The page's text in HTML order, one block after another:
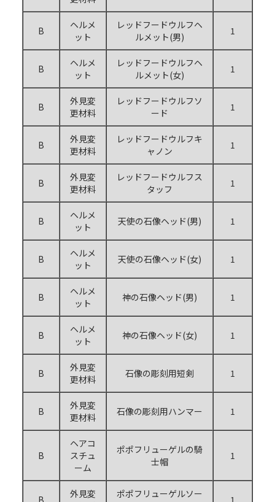
B
ヘルメ
ット
レッドフードウルフヘ
ルメット(男)
1
B
ヘルメ
ット
レッドフードウルフヘ
ルメット(女)
1
B
外見変
更材料
レッドフードウルフソ
ード
1
B
外見変
更材料
レッドフードウルフキ
ャノン
1
B
外見変
更材料
レッドフードウルフス
タッフ
1
B
ヘルメ
ット
天使の石像ヘッド(男) 1
B
ヘルメ
ット
天使の石像ヘッド(女) 1
B
ヘルメ
ット
神の石像ヘッド(男) 1
B
ヘルメ
ット
神の石像ヘッド(女) 1
B
外見変
更材料
石像の彫刻用短剣 1
B
外見変
更材料
石像の彫刻用ハンマー 1
B
ヘアコ
スチュ
ーム
ポポフリューゲルの騎
士帽
1
B
外見変
ポポフリューゲルソー
1